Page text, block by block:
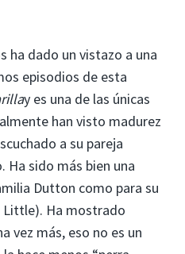
ha dado un vistazo a una
episodios de esta
y es una de las únicas
han visto madurez
a su pareja
Ha sido más bien una
Dutton como para su
Ha mostrado
vez más, eso no es un